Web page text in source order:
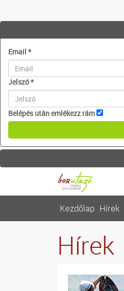
Email *
Jelszó*
Belépés után emlékezz rám
Kezdőlap Hírek
Hírek